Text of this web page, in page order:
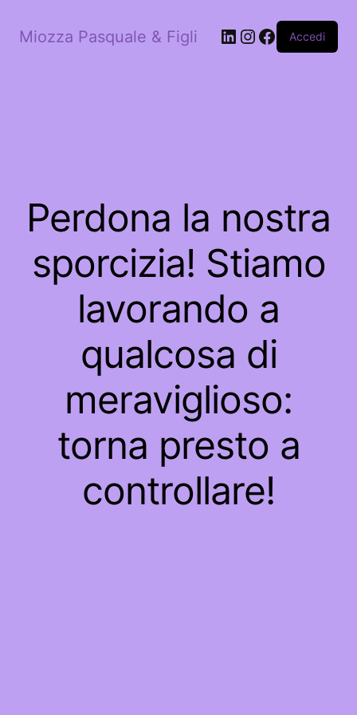
Miozza Pasquale & Figli LinkedIn
Instagram
Facebook
Accedi
Perdona la nostra
sporcizia! Stiamo
lavorando a
qualcosa di
meraviglioso:
torna presto a
controllare!